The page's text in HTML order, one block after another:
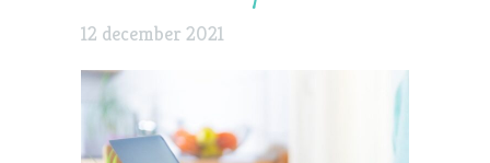
12 december 2021